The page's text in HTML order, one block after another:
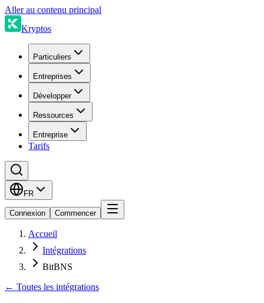
Aller au contenu principal
Kryptos
Particuliers
Entreprises
Développer
Ressources
Entreprise
Tarifs
FR
Connexion Commencer
Accueil
Intégrations
BitBNS
← Toutes les intégrations